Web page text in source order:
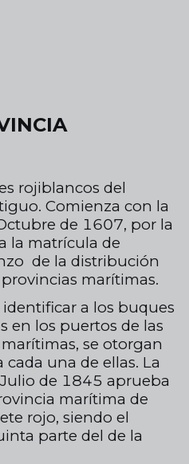
rojiblancos del
Comienza con la
de 1607, por la
la matrícula de
de la distribución
marítimas.
a los buques
en los puertos de las
se otorgan
una de ellas. La
de 1845 aprueba
marítima de
rojo, siendo el
parte del de la